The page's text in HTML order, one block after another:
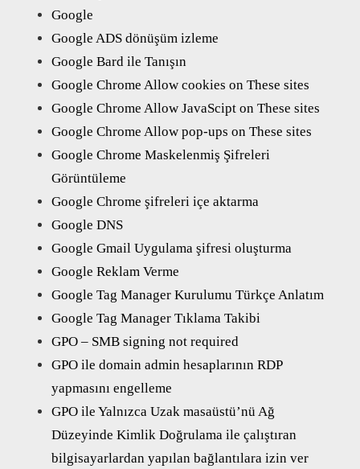
Google
Google ADS dönüşüm izleme
Google Bard ile Tanışın
Google Chrome Allow cookies on These sites
Google Chrome Allow JavaScipt on These sites
Google Chrome Allow pop-ups on These sites
Google Chrome Maskelenmiş Şifreleri
Görüntüleme
Google Chrome şifreleri içe aktarma
Google DNS
Google Gmail Uygulama şifresi oluşturma
Google Reklam Verme
Google Tag Manager Kurulumu Türkçe Anlatım
Google Tag Manager Tıklama Takibi
GPO – SMB signing not required
GPO ile domain admin hesaplarının RDP
yapmasını engelleme
GPO ile Yalnızca Uzak masaüstü’nü Ağ
Düzeyinde Kimlik Doğrulama ile çalıştıran
bilgisayarlardan yapılan bağlantılara izin ver